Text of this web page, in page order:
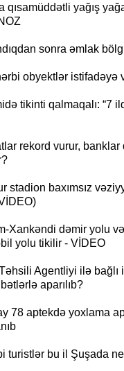
qısamüddətli yağış
sonra əmlak
obyektlər istifadəyə
tikinti qalmaqalı: “7
rekord vurur, banklar
stadion baxımsız
Xankəndi dəmir yolu
yolu tikilir - VİDEO
Agentliyi ilə bağlı
aparılıb?
78 aptekdə yoxlama
bu il Şuşada